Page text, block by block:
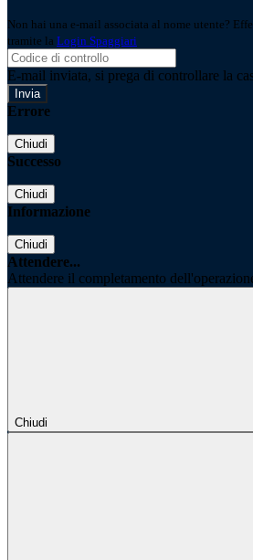
Non hai una e-mail associata al nome utente?
tramite la Login Spaggiari
E-mail inviata, si prega di controllare la
Errore
Chiudi
Successo
Chiudi
Informazione
Chiudi
Attendere...
Attendere il completamento
Chiudi